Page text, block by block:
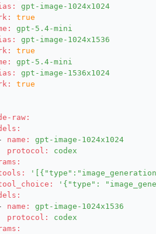
gpt-image-1024x1024
true
gpt-5.4-mini
gpt-image-1024x1536
true
gpt-5.4-mini
gpt-image-1536x1024
true
raw:
name:
gpt-image-1024x1024
protocol:
codex
'{"type":
name:
gpt-image-1024x1536
protocol:
codex